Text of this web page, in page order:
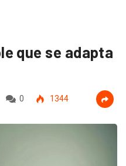
que se adapta
0 1344